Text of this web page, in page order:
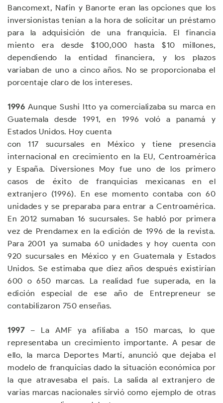
Bancomext, Nafin y Banorte eran las opciones que los
inversionistas tenían a la hora de solicitar un préstamo
para la adquisición de una franquicia. El financia
miento era desde $100,000 hasta $10 millones,
dependiendo la entidad financiera, y los plazos
variaban de uno a cinco años. No se proporcionaba el
porcentaje claro de los intereses.
1996 Aunque Sushi Itto ya comercializaba su marca en
Guatemala desde 1991, en 1996 voló a panamá y
Estados Unidos. Hoy cuenta
con 117 sucursales en México y tiene presencia
internacional en crecimiento en la EU, Centroamérica
y España. Diversiones Moy fue uno de los primero
casos de éxito de franquicias mexicanas en el
extranjero (1996). En ese momento contaba con 60
unidades y se preparaba para entrar a Centroamérica.
En 2012 sumaban 16 sucursales. Se habló por primera
vez de Prendamex en la edición de 1996 de la revista.
Para 2001 ya sumaba 60 unidades y hoy cuenta con
920 sucursales en México y en Guatemala y Estados
Unidos. Se estimaba que diez años después existirían
600 o 650 marcas. La realidad fue superada, en la
edición especial de ese año de Entrepreneur se
contabilizaron 750 enseñas.
1997– La AMF ya afiliaba a 150 marcas, lo que
representaba un crecimiento importante. A pesar de
ello, la marca Deportes Martí, anunció que dejaba el
modelo de franquicias dado la situación económica por
la que atravesaba el país. La salida al extranjero de
varias marcas nacionales sirvió como ejemplo de otras